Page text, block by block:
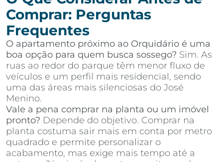
Comprar: Perguntas
Frequentes
O apartamento próximo ao Orquidário é uma
boa opção para quem busca sossego? Sim. As
ruas ao redor do parque têm menor fluxo de
veículos e um perfil mais residencial, sendo
uma das áreas mais silenciosas do José
Menino.
Vale a pena comprar na planta ou um imóvel
pronto? Depende do objetivo. Comprar na
planta costuma sair mais em conta por metro
quadrado e permite personalizar o
acabamento, mas exige mais tempo até a